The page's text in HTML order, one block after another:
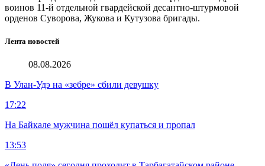
воинов 11-й отдельной гвардейской десантно-штурмовой
орденов Суворова, Жукова и Кутузова бригады.
Лента новостей
08.08.2026
В Улан-Удэ на «зебре» сбили девушку
17:22
На Байкале мужчина пошёл купаться и пропал
13:53